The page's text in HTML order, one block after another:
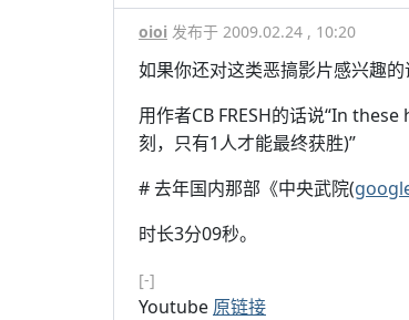
oioi 发布于 2009.02.24 , 10:20
如果你还对这类恶搞影片感兴趣
用作者CB FRESH的话说“In
刻，只有1人才能最终获胜)”
# 去年国内那部《中央武院(
时长3分09秒。
[-]
Youtube 原链接